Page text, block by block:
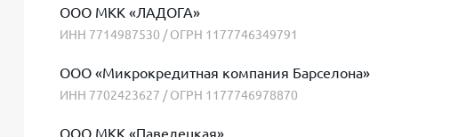
ООО МКК «ЛАДОГА»
ИНН 7714987530 / ОГРН 1177746349791
ООО «Микрокредитная компания Барселона»
ИНН 7702423627 / ОГРН 1177746978870
ООО МКК «Павелецкая»